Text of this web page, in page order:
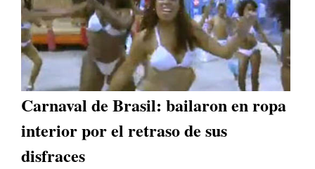
Carnaval de Brasil: bailaron en ropa
interior por el retraso de sus
disfraces